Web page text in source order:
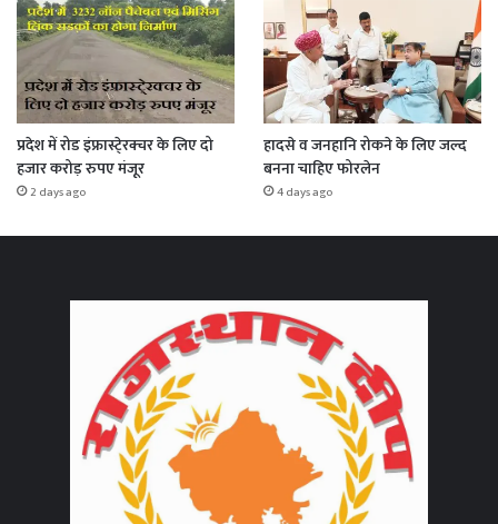
प्रदेश में रोड इंफ्रास्टे्रक्चर के लिए दो
हजार करोड़ रुपए मंजूर
2 days ago
हादसे व जनहानि रोकने के लिए जल्द
बनना चाहिए फोरलेन
4 days ago